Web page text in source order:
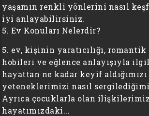
yaşamın renkli yönlerini nasıl
iyi anlayabilirsiniz.
5. Ev Konuları Nelerdir?
5. ev, kişinin yaratıcılığı,
hobileri ve eğlence anlayışıyla
hayattan ne kadar keyif
yeteneklerimizi nasıl
Ayrıca çocuklarla olan
hayatımızdaki...